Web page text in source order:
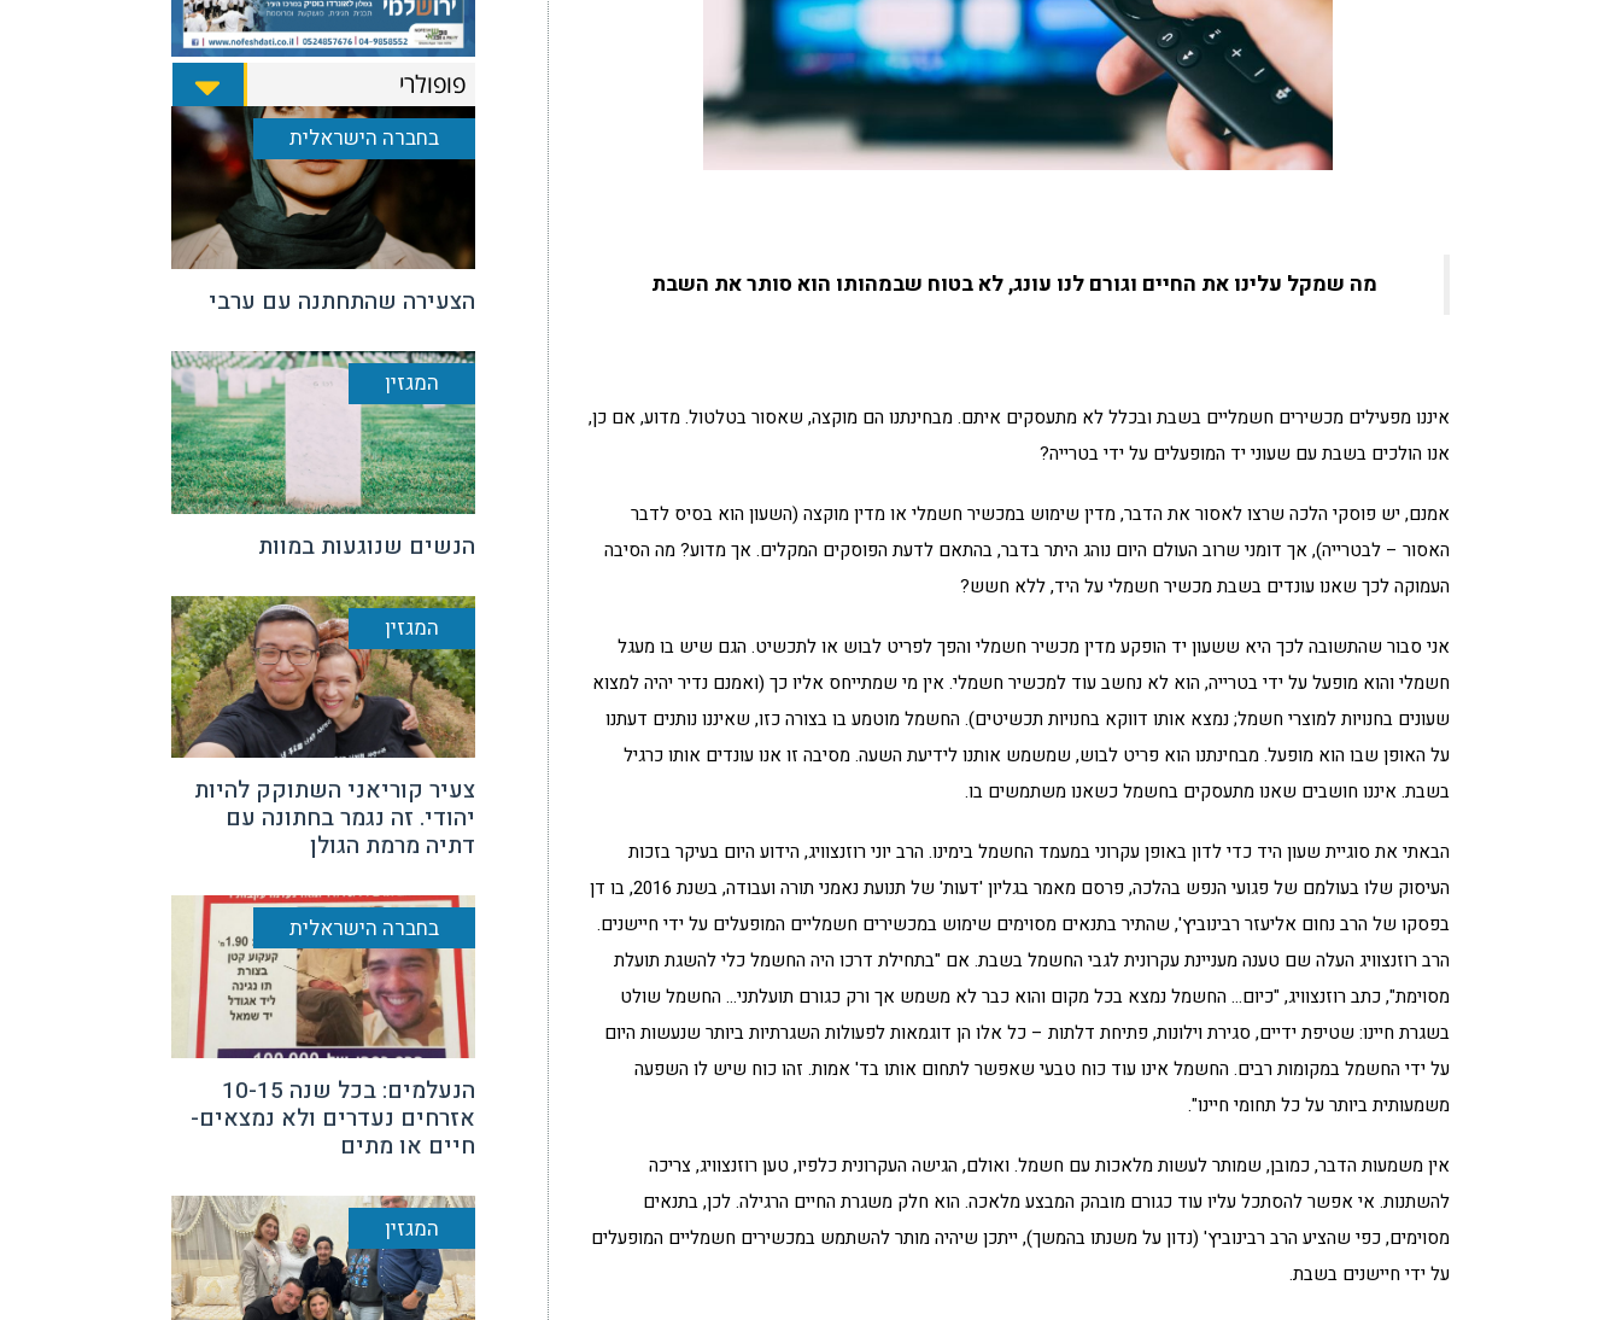
מה שמקל עלינו את החיים וגורם לנו עונג, לא בטוח שבמהותו הוא סותר את השבת
איננו מפעילים מכשירים חשמליים בשבת ובכלל לא מתעסקים איתם. מבחינתנו הם מוקצה, שאסור בטלטול. מדוע, אם כן,
אנו הולכים בשבת עם שעוני יד המופעלים על ידי בטרייה?
אמנם, יש פוסקי הלכה שרצו לאסור את הדבר, מדין שימוש במכשיר חשמלי או מדין מוקצה (השעון הוא בסיס לדבר
האסור – לבטרייה), אך דומני שרוב העולם היום נוהג היתר בדבר, בהתאם לדעת הפוסקים המקלים. אך מדוע? מה הסיבה
העמוקה לכך שאנו עונדים בשבת מכשיר חשמלי על היד, ללא חשש?
אני סבור שהתשובה לכך היא ששעון יד הופקע מדין מכשיר חשמלי והפך לפריט לבוש או לתכשיט. הגם שיש בו מעגל
חשמלי והוא מופעל על ידי בטרייה, הוא לא נחשב עוד למכשיר חשמלי. אין מי שמתייחס אליו כך (ואמנם נדיר יהיה למצוא
שעונים בחנויות למוצרי חשמל; נמצא אותו דווקא בחנויות תכשיטים). החשמל מוטמע בו בצורה כזו, שאיננו נותנים דעתנו
על האופן שבו הוא מופעל. מבחינתנו הוא פריט לבוש, שמשמש אותנו לידיעת השעה. מסיבה זו אנו עונדים אותו כרגיל
בשבת. איננו חושבים שאנו מתעסקים בחשמל כשאנו משתמשים בו.
הבאתי את סוגיית שעון היד כדי לדון באופן עקרוני במעמד החשמל בימינו. הרב יוני רוזנצוויג, הידוע היום בעיקר בזכות
העיסוק שלו בעולמם של פגועי הנפש בהלכה, פרסם מאמר בגליון 'דעות' של תנועת נאמני תורה ועבודה, בשנת 2016, בו דן
בפסקו של הרב נחום אליעזר רבינוביץ', שהתיר בתנאים מסוימים שימוש במכשירים חשמליים המופעלים על ידי חיישנים.
הרב רוזנצוויג העלה שם טענה מעניינת עקרונית לגבי החשמל בשבת. אם "בתחילת דרכו היה החשמל כלי להשגת תועלת
מסוימת", כתב רוזנצוויג, "כיום… החשמל נמצא בכל מקום והוא כבר לא משמש אך ורק כגורם תועלתני… החשמל שולט
בשגרת חיינו: שטיפת ידיים, סגירת וילונות, פתיחת דלתות – כל אלו הן דוגמאות לפעולות השגרתיות ביותר שנעשות היום
על ידי החשמל במקומות רבים. החשמל אינו עוד כוח טבעי שאפשר לתחום אותו בד' אמות. זהו כוח שיש לו השפעה
משמעותית ביותר על כל תחומי חיינו".
אין משמעות הדבר, כמובן, שמותר לעשות מלאכות עם חשמל. ואולם, הגישה העקרונית כלפיו, טען רוזנצוויג, צריכה
להשתנות. אי אפשר להסתכל עליו עוד כגורם מובהק המבצע מלאכה. הוא חלק משגרת החיים הרגילה. לכן, בתנאים
מסוימים, כפי שהציע הרב רבינוביץ' (נדון על משנתו בהמשך), ייתכן שיהיה מותר להשתמש במכשירים חשמליים המופעלים
על ידי חיישנים בשבת.
פופולרי
בחברה הישראלית
הצעירה שהתחתנה עם ערבי
המגזין
הנשים שנוגעות במוות
המגזין
צעיר קוריאני השתוקק להיות
יהודי. זה נגמר בחתונה עם
דתיה מרמת הגולן
בחברה הישראלית
הנעלמים: בכל שנה 10-15
אזרחים נעדרים ולא נמצאים-
חיים או מתים
המגזין